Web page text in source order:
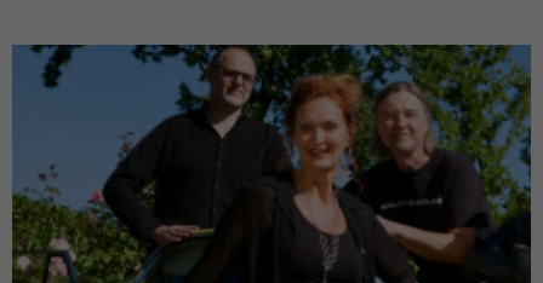
Externe Medien (6)
Inhalte von Videoplattformen und Social-Media-Plattformen werden
standardmäßig blockiert. Wenn Cookies von externen Medien akzeptiert
werden, bedarf der Zugriff auf diese Inhalte keiner manuellen Einwilligung
Cookie-Informationen anzeigen
powered by Borlabs Cookie Datenschutzerklärung Impressum